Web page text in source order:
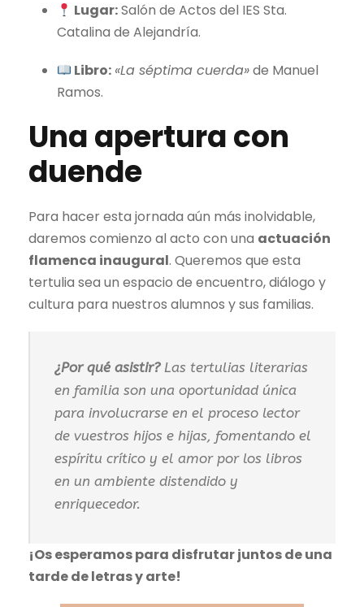
Lugar:Salón de Actos del IES Sta.
Catalina de Alejandría.
Libro: «La séptima cuerda»de Manuel
Ramos.
Una apertura con
duende
Para hacer esta jornada aún más inolvidable,
daremos comienzo al acto con una actuación
flamenca inaugural. Queremos que esta
tertulia sea un espacio de encuentro, diálogo y
cultura para nuestros alumnos y sus familias.
¿Por qué asistir?Las tertulias literarias
en familia son una oportunidad única
para involucrarse en el proceso lector
de vuestros hijos e hijas, fomentando el
espíritu crítico y el amor por los libros
en un ambiente distendido y
enriquecedor.
¡Os esperamos para disfrutar juntos de una
tarde de letras y arte!